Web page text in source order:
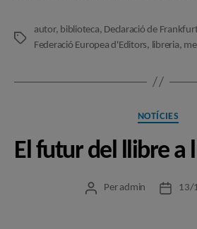
Etiquetes
autor, biblioteca, Declaració de
Federació Europea d'Editors, libreria,
NOTÍCIES
El futur del llibre a
Autor
Per admin
Data13/